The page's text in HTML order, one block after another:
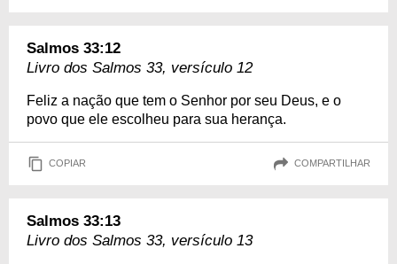
Salmos 33:12
Livro dos Salmos 33, versículo 12
Feliz a nação que tem o Senhor por seu Deus, e o
povo que ele escolheu para sua herança.
COPIAR COMPARTILHAR
Salmos 33:13
Livro dos Salmos 33, versículo 13